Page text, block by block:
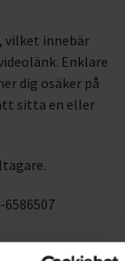
vilket innebär
Enklare
dig osäker på
sitta en eller